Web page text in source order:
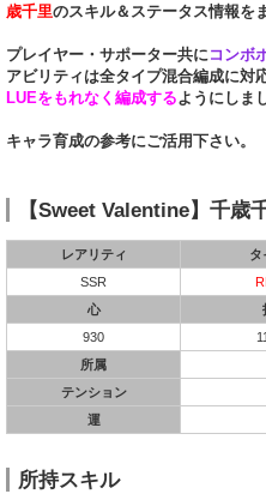
歳千里のスキル＆ステータス情報を
プレイヤー・サポーター共に コンボ
アビリティは全タイプ混合編成に対
LUEをもれなく編成する ようにしま
キャラ育成の参考にご活用下さい。
【Sweet Valentine】千歳
レアリティ タ
SSR
心
930
所属
テンション
運
所持スキル